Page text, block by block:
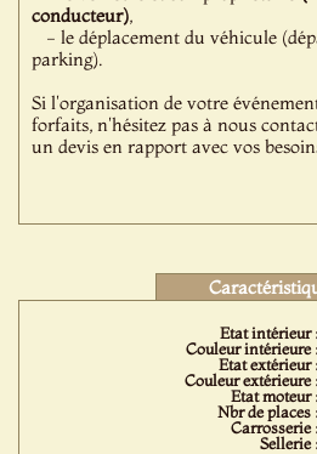
conducteur),
- le déplacement du véhicule
parking).
Si l'organisation de votre
forfaits, n'hésitez pas à nous
un devis en rapport avec vos
Etat intérieur :
Couleur intérieure :
Etat extérieur :
Couleur extérieure :
Etat moteur :
Nbr de places :
Carrosserie :
Sellerie :